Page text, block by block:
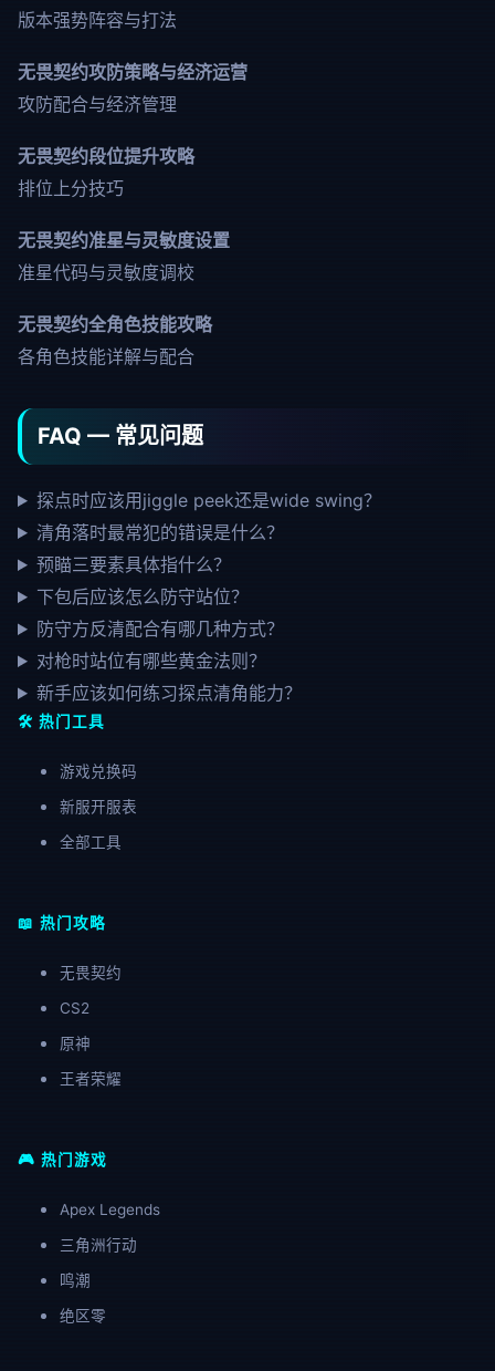
版本强势阵容与打法
无畏契约攻防策略与经济运营
攻防配合与经济管理
无畏契约段位提升攻略
排位上分技巧
无畏契约准星与灵敏度设置
准星代码与灵敏度调校
无畏契约全角色技能攻略
各角色技能详解与配合
FAQ — 常见问题
探点时应该用jiggle peek还是wide swing？
清角落时最常犯的错误是什么？
预瞄三要素具体指什么？
下包后应该怎么防守站位？
防守方反清配合有哪几种方式？
对枪时站位有哪些黄金法则？
新手应该如何练习探点清角能力？
🛠️ 热门工具
游戏兑换码
新服开服表
全部工具
📖 热门攻略
无畏契约
CS2
原神
王者荣耀
🎮 热门游戏
Apex Legends
三角洲行动
鸣潮
绝区零